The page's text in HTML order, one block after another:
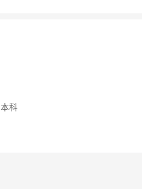
本科